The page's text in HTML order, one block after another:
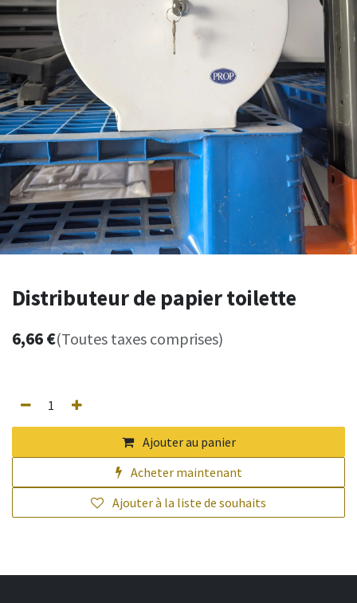
Distributeur de papier toilette
6,66€(Toutes taxes comprises)
Ajouter au panier
Acheter maintenant
Ajouter à la liste de souhaits